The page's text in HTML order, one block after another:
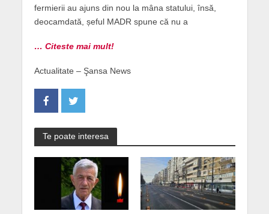
fermierii au ajuns din nou la mâna statului, însă,
deocamdată, șeful MADR spune că nu a
… Citeste mai mult!
Actualitate – Şansa News
Te poate interesa